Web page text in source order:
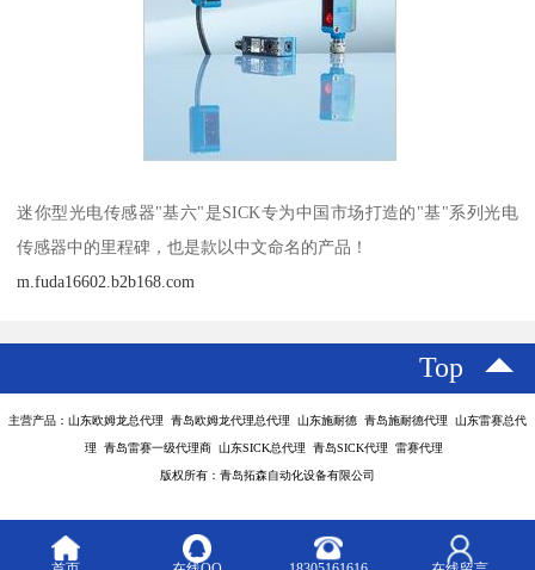
迷你型光电传感器"基六"是SICK专为中国市场打造的"基"系列光电
传感器中的里程碑，也是款以中文命名的产品！
m.fuda16602.b2b168.com
Top
主营产品：山东欧姆龙总代理 青岛欧姆龙代理总代理 山东施耐德 青岛施耐德代理 山东雷赛总代
理 青岛雷赛一级代理商 山东SICK总代理 青岛SICK代理 雷赛代理
版权所有：青岛拓森自动化设备有限公司